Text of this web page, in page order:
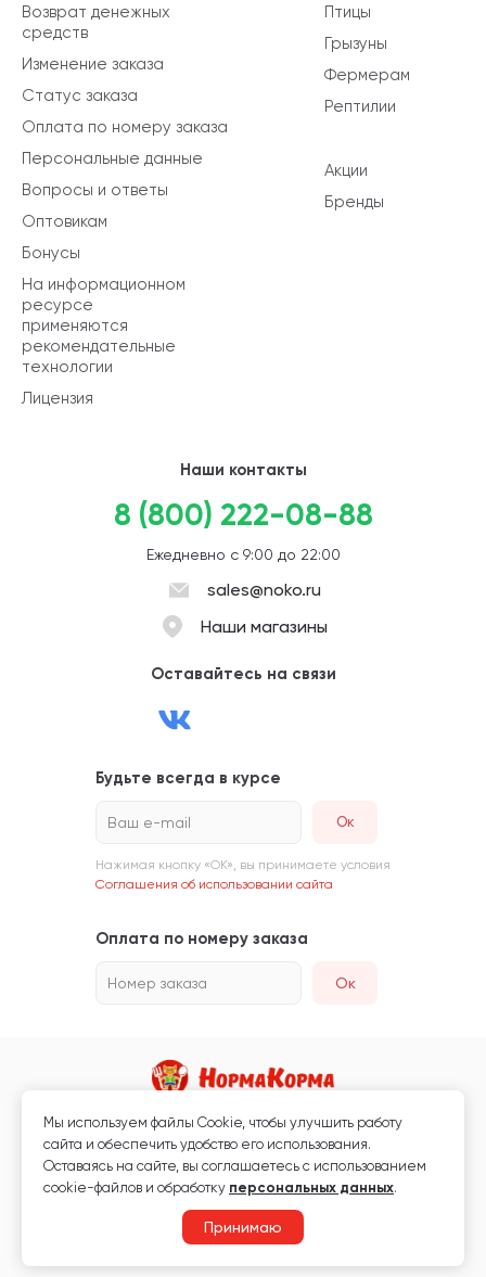
Птицы
Грызуны
Фермерам
Рептилии
Акции
Бренды
Возврат денежных
средств
Изменение заказа
Статус заказа
Оплата по номеру заказа
Персональные данные
Вопросы и ответы
Оптовикам
Бонусы
На информационном
ресурсе
применяются
рекомендательные
технологии
Лицензия
Наши контакты
8 (800) 222-08-88
Ежедневно с 9:00 до 22:00
sales@noko.ru
Наши магазины
Оставайтесь на связи
Будьте всегда в курсе
Ваш e-mail
Нажимая кнопку «ОК», вы принимаете условия
Соглашения об использовании сайта
Оплата по номеру заказа
Номер заказа Ок
Магазин кормов для животных и ветаптека
Любая информация, размещённая на сайте, не является публичной
офертой.
Мы используем файлы Сookie, чтобы улучшить работу
сайта и обеспечить удобство его использования.
Оставаясь на сайте, вы соглашаетесь с использованием
cookie-файлов и обработку персональных данных.
Принимаю